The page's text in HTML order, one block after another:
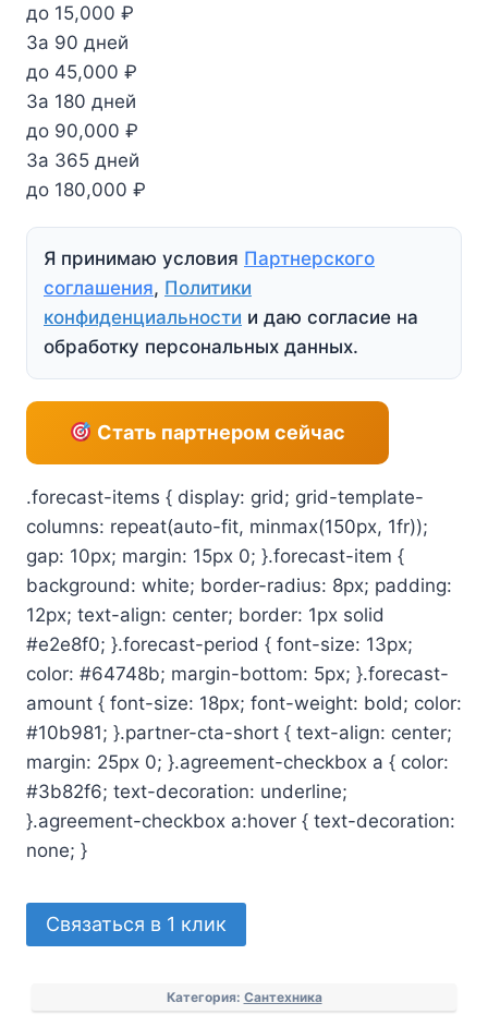
до 15,000 ₽
За 90 дней
до 45,000 ₽
За 180 дней
до 90,000 ₽
За 365 дней
до 180,000 ₽
Я принимаю условия Партнерского
соглашения, Политики
конфиденциальности и даю согласие на
обработку персональных данных.
Стать партнером сейчас
.forecast-items { display: grid; grid-template-
columns: repeat(auto-fit, minmax(150px, 1fr));
gap: 10px; margin: 15px 0; }.forecast-item {
background: white; border-radius: 8px; padding:
12px; text-align: center; border: 1px solid
#e2e8f0; }.forecast-period { font-size: 13px;
color: #64748b; margin-bottom: 5px; }.forecast-
amount { font-size: 18px; font-weight: bold; color:
#10b981; }.partner-cta-short { text-align: center;
margin: 25px 0; }.agreement-checkbox a { color:
#3b82f6; text-decoration: underline;
}.agreement-checkbox a:hover { text-decoration:
none; }
Количество
товара
Связаться в 1 клик
Категория: Сантехника